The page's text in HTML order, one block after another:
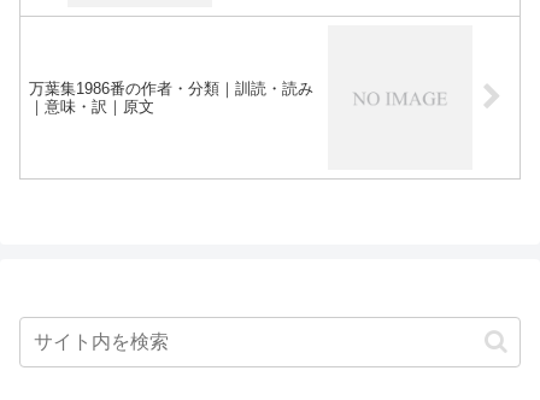
万葉集1986番の作者・分類｜訓読・読み
｜意味・訳｜原文